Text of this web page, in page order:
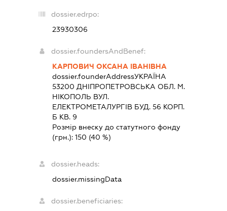
dossier.edrpo:
23930306
dossier.foundersAndBenef:
КАРПОВИЧ ОКСАНА ІВАНІВНА
dossier.founderAddressУКРАЇНА
53200 ДНIПРОПЕТРОВСЬКА ОБЛ. М.
НІКОПОЛЬ ВУЛ.
ЕЛЕКТРОМЕТАЛУРГІВ БУД. 56 КОРП.
Б КВ. 9
Розмір внеску до статутного фонду
(грн.): 150 (40 %)
dossier.heads:
dossier.missingData
dossier.beneficiaries: